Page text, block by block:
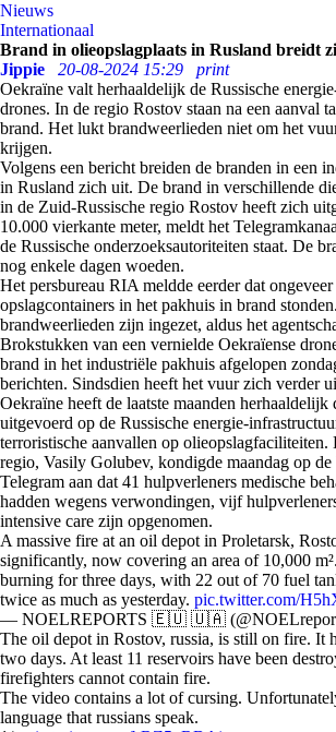
Nieuws
Internationaal
Brand in olieopslagplaats in Rusland breidt
Jippie
20-08-2024 15:29
print
Oekraïne valt herhaaldelijk de Russische
drones. In de regio Rostov staan na een aanval
brand. Het lukt brandweerlieden niet om het
krijgen.
Volgens een bericht breiden de branden in een
in Rusland zich uit. De brand in verschillende
in de Zuid-Russische regio Rostov heeft zich
10.000 vierkante meter, meldt het
de Russische onderzoeksautoriteiten staat. De
nog enkele dagen woeden.
Het persbureau RIA meldde eerder dat
opslagcontainers in het pakhuis in brand
brandweerlieden zijn ingezet, aldus het
Brokstukken van een vernielde Oekraïense
brand in het industriële pakhuis afgelopen
berichten. Sindsdien heeft het vuur zich verder
Oekraïne heeft de laatste maanden herhaaldelijk
uitgevoerd op de Russische energie-
terroristische aanvallen op olieopslagfaciliteiten.
regio, Vasily Golubev, kondigde maandag op de
Telegram aan dat 41 hulpverleners medische
hadden wegens verwondingen, vijf
intensive care zijn opgenomen.
A massive fire at an oil depot in Proletarsk,
significantly, now covering an area of 10,000
burning for three days, with 22 out of 70 fuel
twice as much as yesterday. pic.twitter.com/
— NOELREPORTS 🇪🇺 🇺🇦
The oil depot in Rostov, russia, is still on fire. It
two days. At least 11 reservoirs have been
firefighters cannot contain fire.
The video contains a lot of cursing.
language that russians speak.